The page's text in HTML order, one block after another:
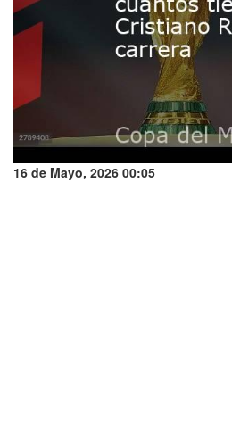
16 de Mayo, 2026 00:05